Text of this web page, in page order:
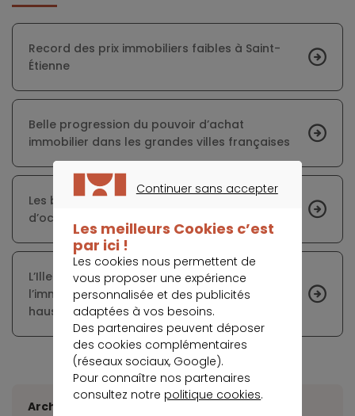
Record des prix immobiliers faibles à Saint-
Étienne
Belle progression du pouvoir d’achat
immobilier dans les grandes villes françaises
Les banques ont assoupli leurs critères
d’octroi de crédits immobiliers
L’Ille-et-Vilaine, moteur du dynamisme de
l’immobilier rennais malgré des prix en forte
hausse
Archives
Continuer sans accepter
Les meilleurs Cookies c’est
par ici !
Les cookies nous permettent de
vous proposer une expérience
personnalisée et des publicités
adaptées à vos besoins.
Des partenaires peuvent déposer
des cookies complémentaires
(réseaux sociaux, Google).
Pour connaître nos partenaires
consultez notre politique cookies.